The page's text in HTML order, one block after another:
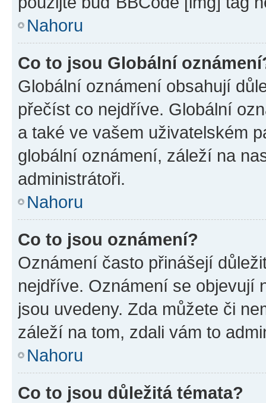
Nahoru
Co to jsou Globální
Globální oznámení obsahují
přečíst co nejdříve. Globální
a také ve vašem uživatelském
globální oznámení, záleží na
administrátoři.
Nahoru
Co to jsou oznámení?
Oznámení často přinášejí
nejdříve. Oznámení se objevují
jsou uvedeny. Zda můžete či
záleží na tom, zdali vám to
Nahoru
Co to jsou důležitá témata?